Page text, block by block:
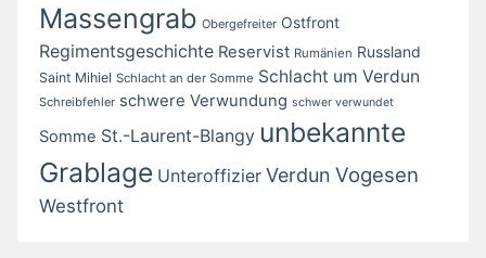
Massengrab Obergefreiter Ostfront
Regimentsgeschichte Reservist Rumänien Russland
Saint Mihiel Schlacht an der Somme Schlacht um Verdun
Schreibfehler schwere Verwundung schwer verwundet
Somme St.-Laurent-Blangy unbekannte
Grablage Unteroffizier Verdun Vogesen
Westfront